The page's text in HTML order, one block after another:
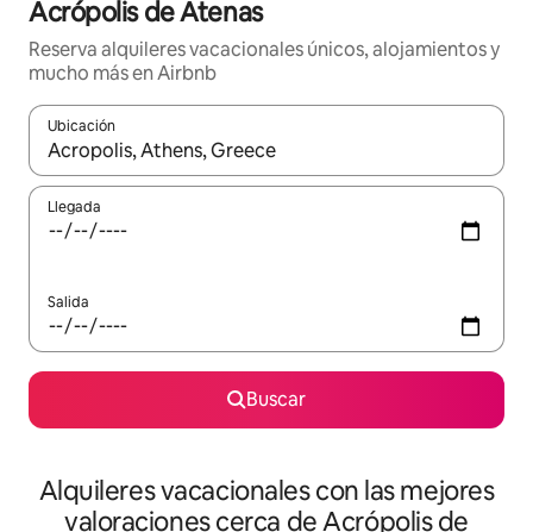
Acrópolis de Atenas
Reserva alquileres vacacionales únicos, alojamientos y
mucho más en Airbnb
Ubicación
Cuando los resultados estén disponibles, navega con las
Llegada
Salida
Buscar
Alquileres vacacionales con las mejores
valoraciones cerca de Acrópolis de